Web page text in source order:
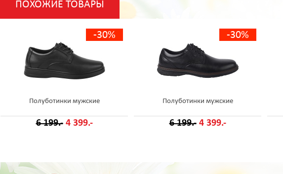
ПОХОЖИЕ ТОВАРЫ
-30%
Полуботинки мужские
6 199.- 4 399.-
-30%
Полуботинки мужские
6 199.- 4 399.-